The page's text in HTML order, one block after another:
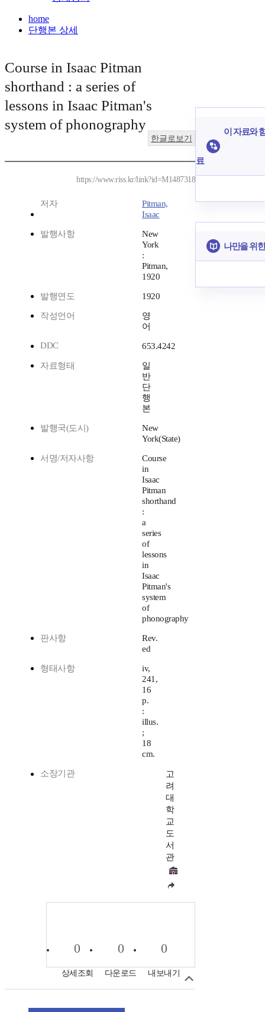
home
단행본 상세
Course in Isaac Pitman
shorthand : a series of
lessons in Isaac Pitman's
system of phonography
한글로보기
https://www.riss.kr/link?id=M1487318
저자
Pitman,
Isaac
발행사항
New
York
:
Pitman,
1920
발행연도 1920
작성언어
영
어
DDC
653.4242
자료형태
일
반
단
행
본
발행국(도시)
New
York(State)
서명/저자사항
Course
in
Isaac
Pitman
shorthand
:
a
series
of
lessons
in
Isaac
Pitman's
system
of
phonography
판사항
Rev.
ed
형태사항
iv,
241,
16
p.
:
illus.
;
18
cm.
소장기관
고
려
대
학
교
도
서
관
0
상세조회
0
다운로드
0
내보내기
이 자료와
료
나만을 위